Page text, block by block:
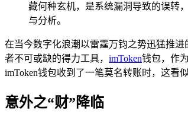
藏何种玄机，是系统漏洞导致的误转
与分析。
在当今数字化浪潮以雷霆万钧之势迅猛推
者不可或缺的得力工具， imToken钱包，作
imToken钱包收到了一笔莫名转账时，这看
意外之“财”降临